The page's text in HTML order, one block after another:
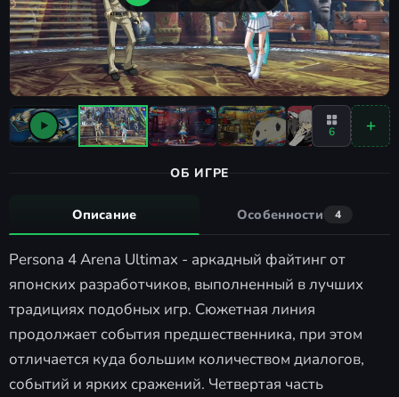
6
ОБ ИГРЕ
Описание Особенности 4
Persona 4 Arena Ultimax - аркадный файтинг от
японских разработчиков, выполненный в лучших
традициях подобных игр. Сюжетная линия
продолжает события предшественника, при этом
отличается куда большим количеством диалогов,
событий и ярких сражений. Четвертая часть